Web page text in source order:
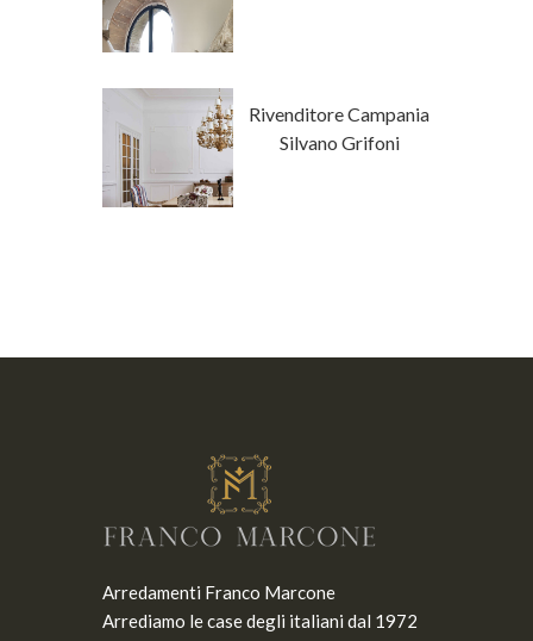
Rivenditore Campania
Silvano Grifoni
Arredamenti Franco Marcone
Arrediamo le case degli italiani dal 1972